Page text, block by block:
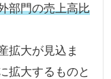
部門の売上高比
拡大が見込ま
拡大するものと